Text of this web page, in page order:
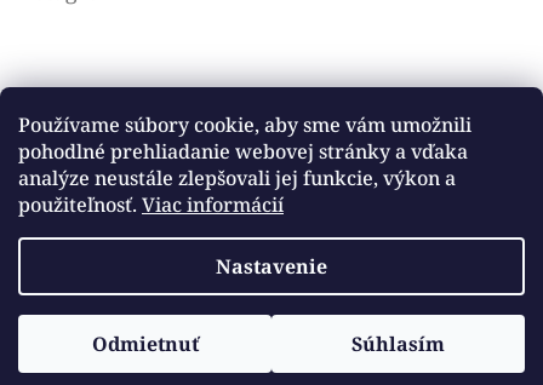
Používame súbory cookie, aby sme vám umožnili
pohodlné prehliadanie webovej stránky a vďaka
analýze neustále zlepšovali jej funkcie, výkon a
použiteľnosť. Viac informácií
Nastavenie
Odmietnuť Súhlasím
Sledovať na Instagrame
Facebook
Vytvoril ShoptetCopyright 2026
. Všetky práva vyhradené.
Upraviť nastavenie cookies